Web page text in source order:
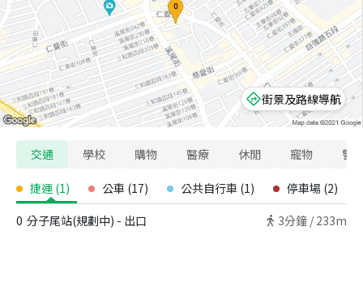
街景及路線導航
交通 學校 購物 醫療 休閒 寵物 警
捷運 (1) 公車 (17) 公共自行車 (1) 停車場 (2)
0 分子尾站(規劃中) - 出口 3分鐘 / 233m